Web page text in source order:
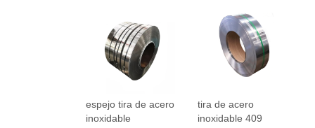
espejo tira de acero
inoxidable
tira de acero
inoxidable 409